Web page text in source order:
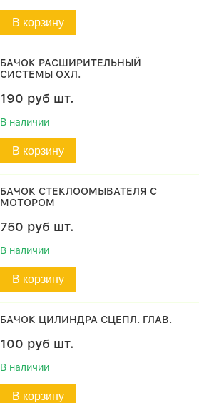
В корзину
БАЧОК РАСШИРИТЕЛЬНЫЙ
СИСТЕМЫ ОХЛ.
190 руб шт.
В наличии
В корзину
БАЧОК СТЕКЛООМЫВАТЕЛЯ С
МОТОРОМ
750 руб шт.
В наличии
В корзину
БАЧОК ЦИЛИНДРА СЦЕПЛ. ГЛАВ.
100 руб шт.
В наличии
В корзину